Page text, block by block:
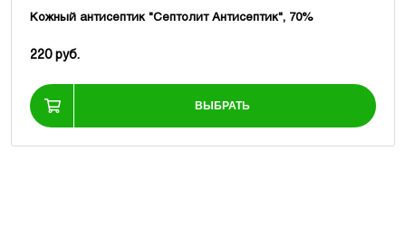
Кожный антисептик "Септолит Антисептик", 70%
220 руб.
ВЫБРАТЬ